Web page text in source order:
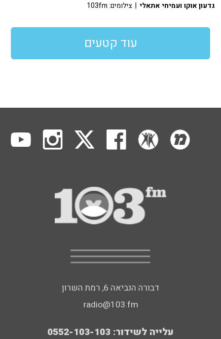
גדעון אוקו ועמיחי אתאלי | צילומים: 103fm
עוד קטעים
דבורה הנביאה 6, רמת השרון
radio@103.fm
עלייה לשידור: 0552-103-103